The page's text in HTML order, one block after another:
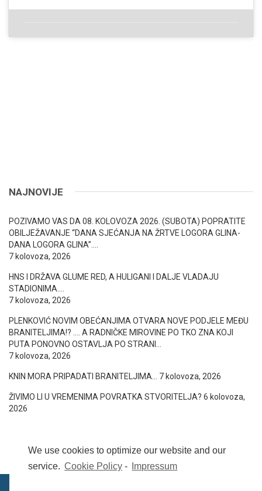
We use cookies to optimize our website and our
service. Cookie Policy - Impressum
NAJNOVIJE
POZIVAMO VAS DA 08. KOLOVOZA 2026. (SUBOTA) POPRATITE
OBILJEŽAVANJE “DANA SJEĆANJA NA ŽRTVE LOGORA GLINA-
DANA LOGORA GLINA”….
7 kolovoza, 2026
HNS I DRŽAVA GLUME RED, A HULIGANI I DALJE VLADAJU
STADIONIMA….
7 kolovoza, 2026
PLENKOVIĆ NOVIM OBEĆANJIMA OTVARA NOVE PODJELE MEĐU
BRANITELJIMA!? …. A RADNIČKE MIROVINE PO TKO ZNA KOJI
PUTA PONOVNO OSTAVLJA PO STRANI…
7 kolovoza, 2026
KNIN MORA PRIPADATI BRANITELJIMA… 7 kolovoza, 2026
ŽIVIMO LI U VREMENIMA POVRATKA STVORITELJA? 6 kolovoza,
2026